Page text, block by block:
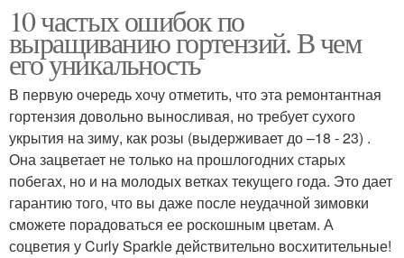
10 частых ошибок по
выращиванию гортензий. В чем
его уникальность
В первую очередь хочу отметить, что эта ремонтантная
гортензия довольно выносливая, но требует сухого
укрытия на зиму, как розы (выдерживает до –18 - 23) .
Она зацветает не только на прошлогодних старых
побегах, но и на молодых ветках текущего года. Это дает
гарантию того, что вы даже после неудачной зимовки
сможете порадоваться ее роскошным цветам. А
соцветия у Curly Sparkle действительно восхитительные!